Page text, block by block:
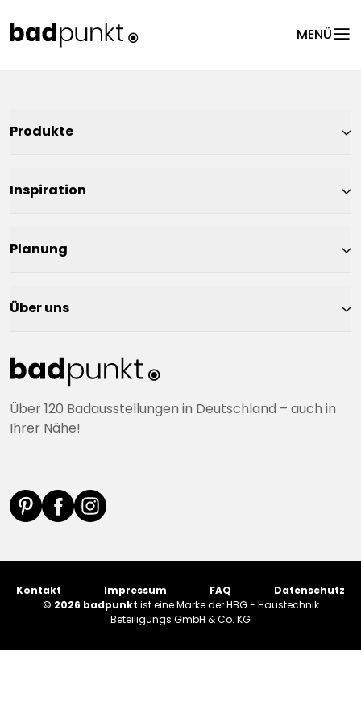
MENÜmenu
Über 120 Badausstellungen in Deutschland – auch in
Ihrer Nähe!
Produkte
Inspiration
Planung
Über uns
© 2026 badpunkt ist eine Marke der HBG - Haustechnik
Beteiligungs GmbH & Co. KG
Kontakt Impressum FAQ Datenschutz